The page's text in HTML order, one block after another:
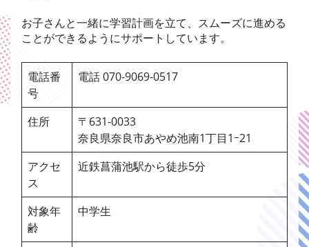
​お子さんと一緒に学習計画を立て、スムーズに進める
ことができるようにサポートしています。
電話番
号
電話 070-9069-0517
住所
〒631-0033
奈良県奈良市あやめ池南1丁目1ｰ21
アクセ
ス
近鉄菖蒲池駅から徒歩5分
対象年
齢
中学生